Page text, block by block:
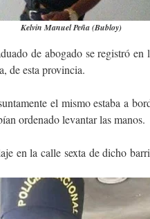
Kelvin Manuel Peña (Bubloy)
de abogado se registró en
de esta provincia.
el mismo estaba a
ordenado levantar las manos.
en la calle sexta de dicho